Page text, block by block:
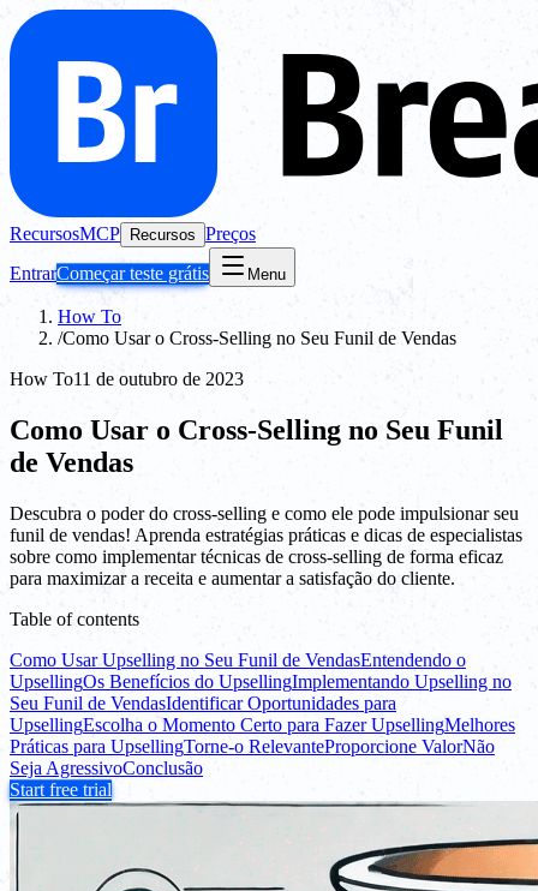
RecursosMCP Recursos Preços
EntrarComeçar teste grátis Menu
How To
/Como Usar o Cross-Selling no Seu Funil de Vendas
How To11 de outubro de 2023
Como Usar o Cross-Selling no Seu Funil
de Vendas
Descubra o poder do cross-selling e como ele pode impulsionar seu
funil de vendas! Aprenda estratégias práticas e dicas de especialistas
sobre como implementar técnicas de cross-selling de forma eficaz
para maximizar a receita e aumentar a satisfação do cliente.
Table of contents
Como Usar Upselling no Seu Funil de VendasEntendendo o
UpsellingOs Benefícios do UpsellingImplementando Upselling no
Seu Funil de VendasIdentificar Oportunidades para
UpsellingEscolha o Momento Certo para Fazer UpsellingMelhores
Práticas para UpsellingTorne-o RelevanteProporcione ValorNão
Seja AgressivoConclusão
Start free trial